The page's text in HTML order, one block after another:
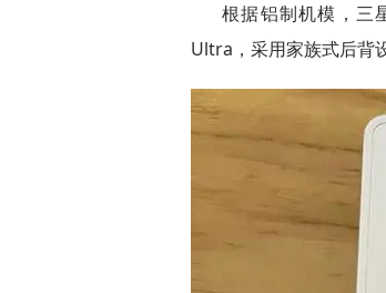
根据铝制机模，三
Ultra，采用家族式后背